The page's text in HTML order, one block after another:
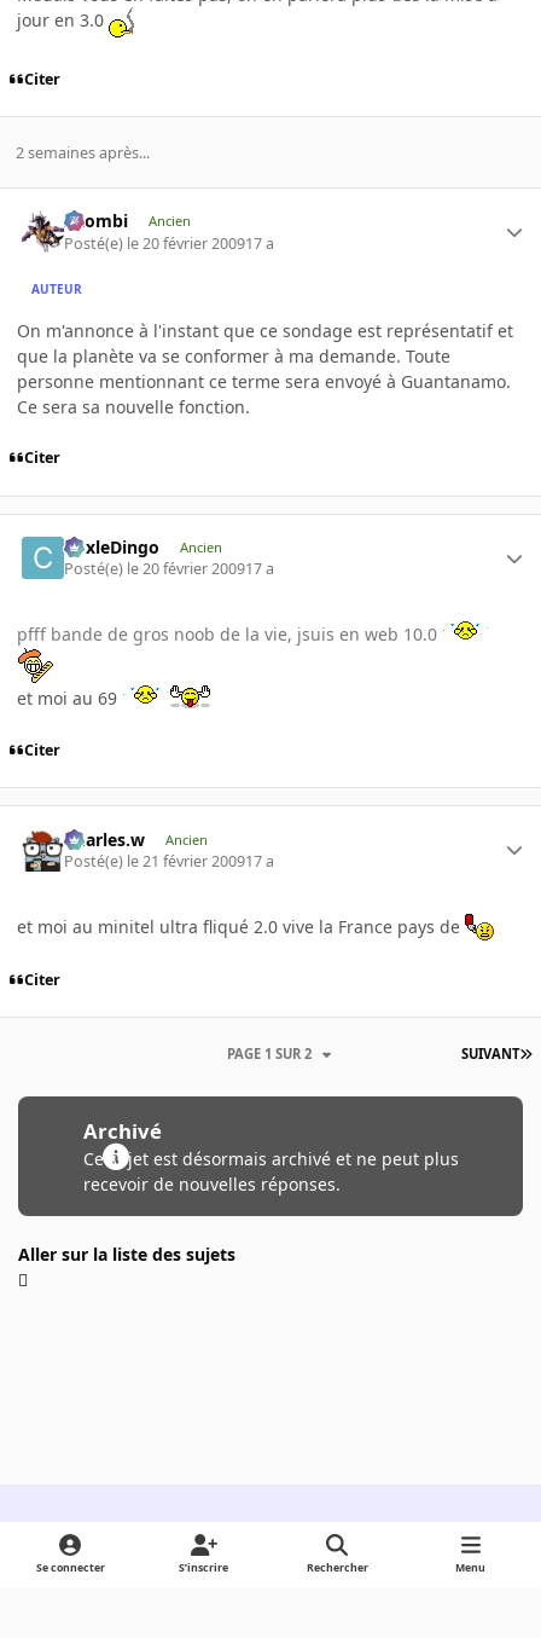
jour en 3.0
Citer
2 semaines après...
XZombi Ancien
Posté(e) le 20 février 200917 a
AUTEUR
On m'annonce à l'instant que ce sondage est représentatif et
que la planète va se conformer à ma demande. Toute
personne mentionnant ce terme sera envoyé à Guantanamo.
Ce sera sa nouvelle fonction.
Citer
CoxleDingo Ancien
Posté(e) le 20 février 200917 a
pfff bande de gros noob de la vie, jsuis en web 10.0
et moi au 69
Citer
Charles.w Ancien
Posté(e) le 21 février 200917 a
et moi au minitel ultra fliqué 2.0 vive la France pays de
Citer
SUIVANT
PAGE 1 SUR 2
Archivé
Ce sujet est désormais archivé et ne peut plus
recevoir de nouvelles réponses.
Aller sur la liste des sujets
Light ModeDark ModeSystem Preference
Se connecter S’inscrire Rechercher Menu